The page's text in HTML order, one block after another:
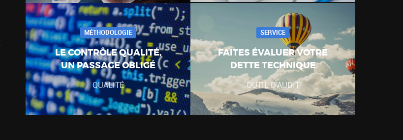
MÉTHODOLOGIE
LE CONTRÔLE QUALITÉ,
UN PASSAGE OBLIGÉ
QUALITÉ
SERVICE
FAITES ÉVALUER VOTRE
DETTE TECHNIQUE
OUTIL D’AUDIT